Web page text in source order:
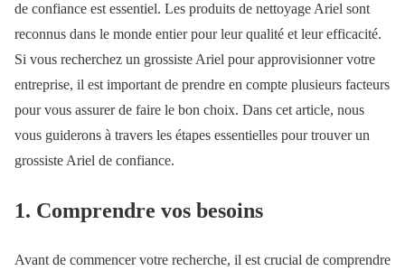
de confiance est essentiel. Les produits de nettoyage Ariel sont
reconnus dans le monde entier pour leur qualité et leur efficacité.
Si vous recherchez un grossiste Ariel pour approvisionner votre
entreprise, il est important de prendre en compte plusieurs facteurs
pour vous assurer de faire le bon choix. Dans cet article, nous
vous guiderons à travers les étapes essentielles pour trouver un
grossiste Ariel de confiance.
1. Comprendre vos besoins
Avant de commencer votre recherche, il est crucial de comprendre